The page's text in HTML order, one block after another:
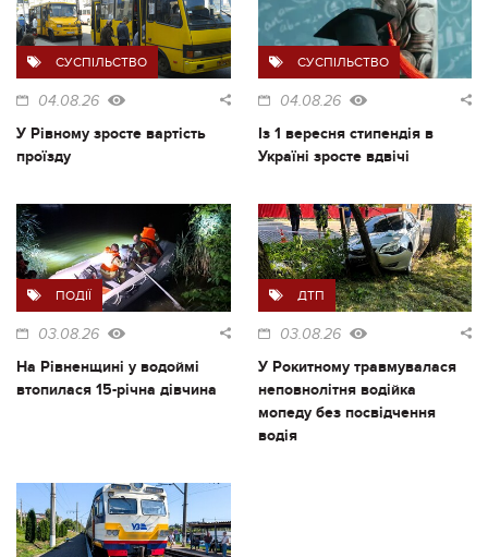
СУСПІЛЬСТВО
04.08.26
У Рівному зросте вартість
проїзду
СУСПІЛЬСТВО
04.08.26
Із 1 вересня стипендія в
Україні зросте вдвічі
ПОДІЇ
03.08.26
На Рівненщині у водоймі
втопилася 15-річна дівчина
ДТП
03.08.26
У Рокитному травмувалася
неповнолітня водійка
мопеду без посвідчення
водія